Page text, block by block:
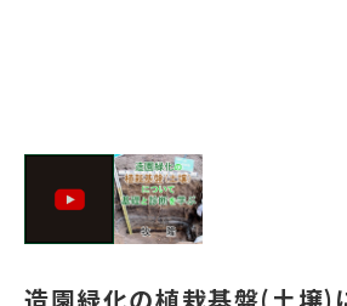
造園緑化の植栽基盤(土壌)